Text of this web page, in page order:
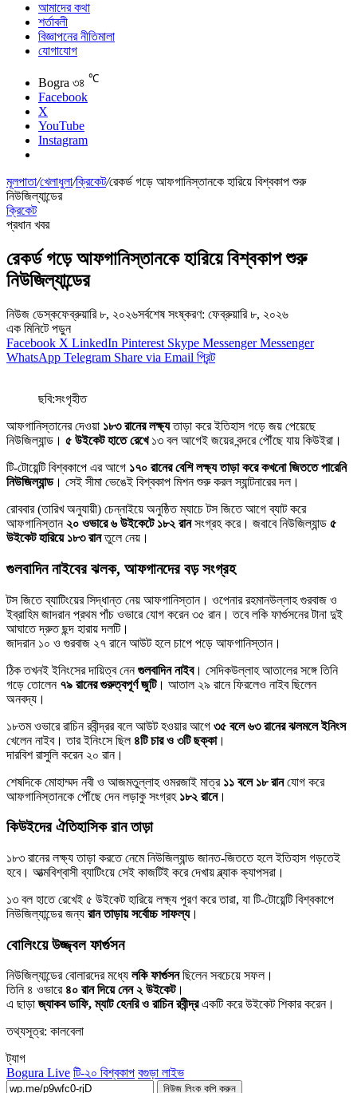
আমাদের কথা
শর্তাবলী
বিজ্ঞাপনের নীতিমালা
যোগাযোগ
Bogra ৩৪ ℃
Facebook
X
YouTube
Instagram
মূলপাতা/খেলাধুলা/ক্রিকেট/রেকর্ড গড়ে আফগানিস্তানকে হারিয়ে বিশ্বকাপ শুরু
নিউজিল্যান্ডের
ক্রিকেট
প্রধান খবর
রেকর্ড গড়ে আফগানিস্তানকে হারিয়ে বিশ্বকাপ শুরু
নিউজিল্যান্ডের
নিউজ ডেস্কফেব্রুয়ারি ৮, ২০২৬সর্বশেষ সংষ্করণ: ফেব্রুয়ারি ৮, ২০২৬
এক মিনিটে পড়ুন
Facebook X LinkedIn Pinterest Skype Messenger Messenger
WhatsApp Telegram Share via Email প্রিন্ট
ছবি:সংগৃহীত
আফগানিস্তানের দেওয়া ১৮৩ রানের লক্ষ্যতাড়া করে ইতিহাস গড়ে জয় পেয়েছে
নিউজিল্যান্ড। ৫ উইকেট হাতে রেখে১৩ বল আগেই জয়ের বন্দরে পৌঁছে যায় কিউইরা।
টি-টোয়েন্টি বিশ্বকাপে এর আগে ১৭০ রানের বেশি লক্ষ্য তাড়া করে কখনো জিততে পারেনি
নিউজিল্যান্ড। সেই সীমা ভেঙেই বিশ্বকাপ মিশন শুরু করল স্যান্টনারের দল।
রোববার (তারিখ অনুযায়ী) চেন্নাইয়ে অনুষ্ঠিত ম্যাচে টস জিতে আগে ব্যাট করে
আফগানিস্তান২০ ওভারে ৬ উইকেটে ১৮২ রানসংগ্রহ করে। জবাবে নিউজিল্যান্ড ৫
উইকেট হারিয়ে ১৮৩ রানতুলে নেয়।
গুলবাদিন নাইবের ঝলক, আফগানদের বড় সংগ্রহ
টস জিতে ব্যাটিংয়ের সিদ্ধান্ত নেয় আফগানিস্তান। ওপেনার রহমানউল্লাহ গুরবাজ ও
ইব্রাহিম জাদরান প্রথম পাঁচ ওভারে যোগ করেন ৩৫ রান। তবে লকি ফার্গুসনের টানা দুই
আঘাতে দ্রুত ছন্দ হারায় দলটি।
জাদরান ১০ ও গুরবাজ ২৭ রানে আউট হলে চাপে পড়ে আফগানিস্তান।
ঠিক তখনই ইনিংসের দায়িত্ব নেনগুলবাদিন নাইব। সেদিকউল্লাহ আতালের সঙ্গে তিনি
গড়ে তোলেন ৭৯ রানের গুরুত্বপূর্ণ জুটি। আতাল ২৯ রানে ফিরলেও নাইব ছিলেন
অনবদ্য।
১৮তম ওভারে রাচিন রবীন্দ্রর বলে আউট হওয়ার আগে ৩৫ বলে ৬৩ রানের ঝলমলে ইনিংস
খেলেন নাইব। তার ইনিংসে ছিল ৪টি চার ও ৩টি ছক্কা।
দারবিশ রাসুলি করেন ২০ রান।
শেষদিকে মোহাম্মদ নবী ও আজমতুল্লাহ ওমরজাই মাত্র ১১ বলে ১৮ রানযোগ করে
আফগানিস্তানকে পৌঁছে দেন লড়াকু সংগ্রহ ১৮২ রানে।
কিউইদের ঐতিহাসিক রান তাড়া
১৮৩ রানের লক্ষ্য তাড়া করতে নেমে নিউজিল্যান্ড জানত-জিততে হলে ইতিহাস গড়তেই
হবে। আত্মবিশ্বাসী ব্যাটিংয়ে সেই কাজটিই করে দেখায় ব্ল্যাক ক্যাপসরা।
১৩ বল হাতে রেখেই ৫ উইকেট হারিয়ে লক্ষ্য পূরণ করে তারা, যা টি-টোয়েন্টি বিশ্বকাপে
নিউজিল্যান্ডের জন্য রান তাড়ায় সর্বোচ্চ সাফল্য।
বোলিংয়ে উজ্জ্বল ফার্গুসন
নিউজিল্যান্ডের বোলারদের মধ্যে লকি ফার্গুসনছিলেন সবচেয়ে সফল।
তিনি ৪ ওভারে ৪০ রান দিয়ে নেন ২ উইকেট।
এ ছাড়াজ্যাকব ডাফি, ম্যাট হেনরি ও রাচিন রবীন্দ্রএকটি করে উইকেট শিকার করেন।
তথ্যসূত্র: কালবেলা
ট্যাগ
Bogura Live টি-২০ বিশ্বকাপ বগুড়া লাইভ
নিউজ লিংক কপি করুন